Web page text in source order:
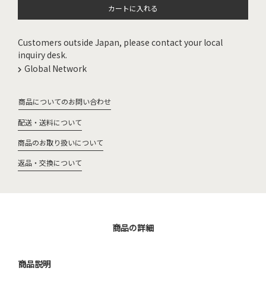
カートに入れる
Customers outside Japan, please contact your local
inquiry desk.
Global Network
商品についてのお問い合わせ
配送・送料について
商品のお取り扱いについて
返品・交換について
商品の詳細
商品説明